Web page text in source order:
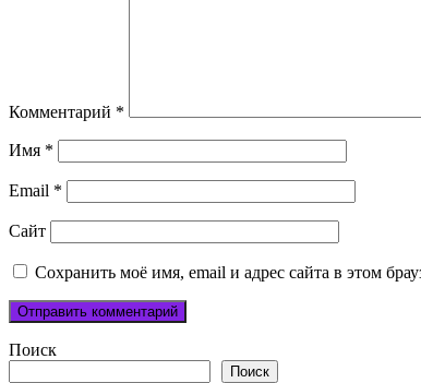
Комментарий *
Имя *
Email *
Сайт
Сохранить моё имя, email и адрес сайта в этом
Поиск
Поиск